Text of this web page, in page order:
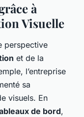
à
Visuelle
perspective
et de la
l’entreprise
sa
visuels. En
de bord,